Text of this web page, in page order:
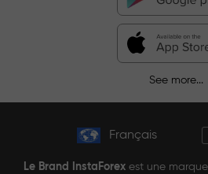
See more...
Français
Le Brand InstaForex est une